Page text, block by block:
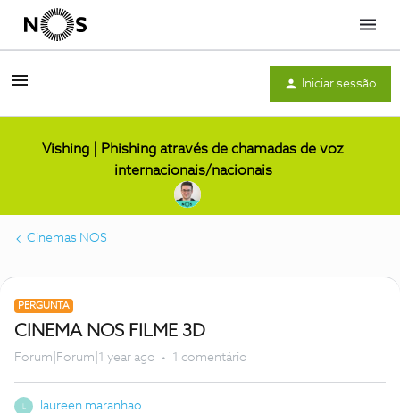
Menu
Iniciar sessão
Vishing | Phishing através de chamadas de voz
internacionais/nacionais
Cinemas NOS
PERGUNTA
CINEMA NOS FILME 3D
Forum|Forum|1 year ago 1 comentário
laureen maranhao